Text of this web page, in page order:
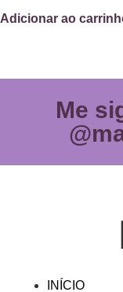
Adicionar ao
Me
INÍCIO